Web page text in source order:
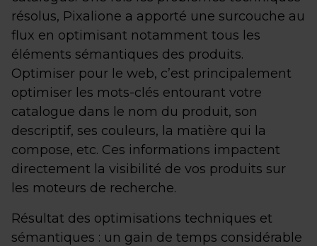
résolus, Pixalione a apporté une surcouche au
flux en optimisant notamment tous les
éléments sémantiques des produits.
Optimiser pour le web, c’est principalement
optimiser les mots-clés entourant votre
catalogue dans le nom du produit, son
descriptif, ses couleurs, la matière qui la
compose, etc. Ces informations impactent
directement la visibilité de vos produits sur
les moteurs de recherche.
Résultat des optimisations techniques et
sémantiques : un gain de temps considérable